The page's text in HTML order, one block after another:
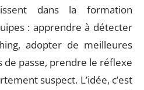
dans la formation
: apprendre à détecter
adopter de meilleures
passe, prendre le réflexe
suspect. L’idée, c’est